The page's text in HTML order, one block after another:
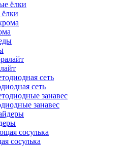
сеть
занавес
сосулька